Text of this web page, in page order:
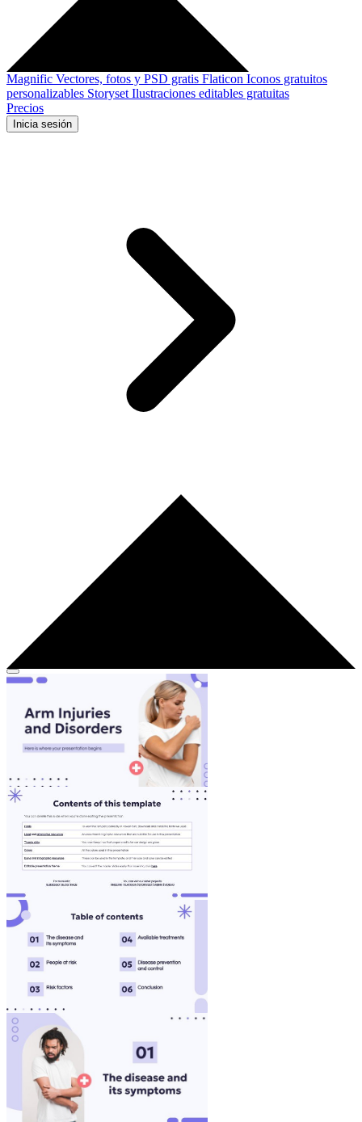
Magnific Vectores, fotos y PSD gratis Flaticon Iconos gratuitos
personalizables Storyset Ilustraciones editables gratuitas
Precios
Inicia sesión